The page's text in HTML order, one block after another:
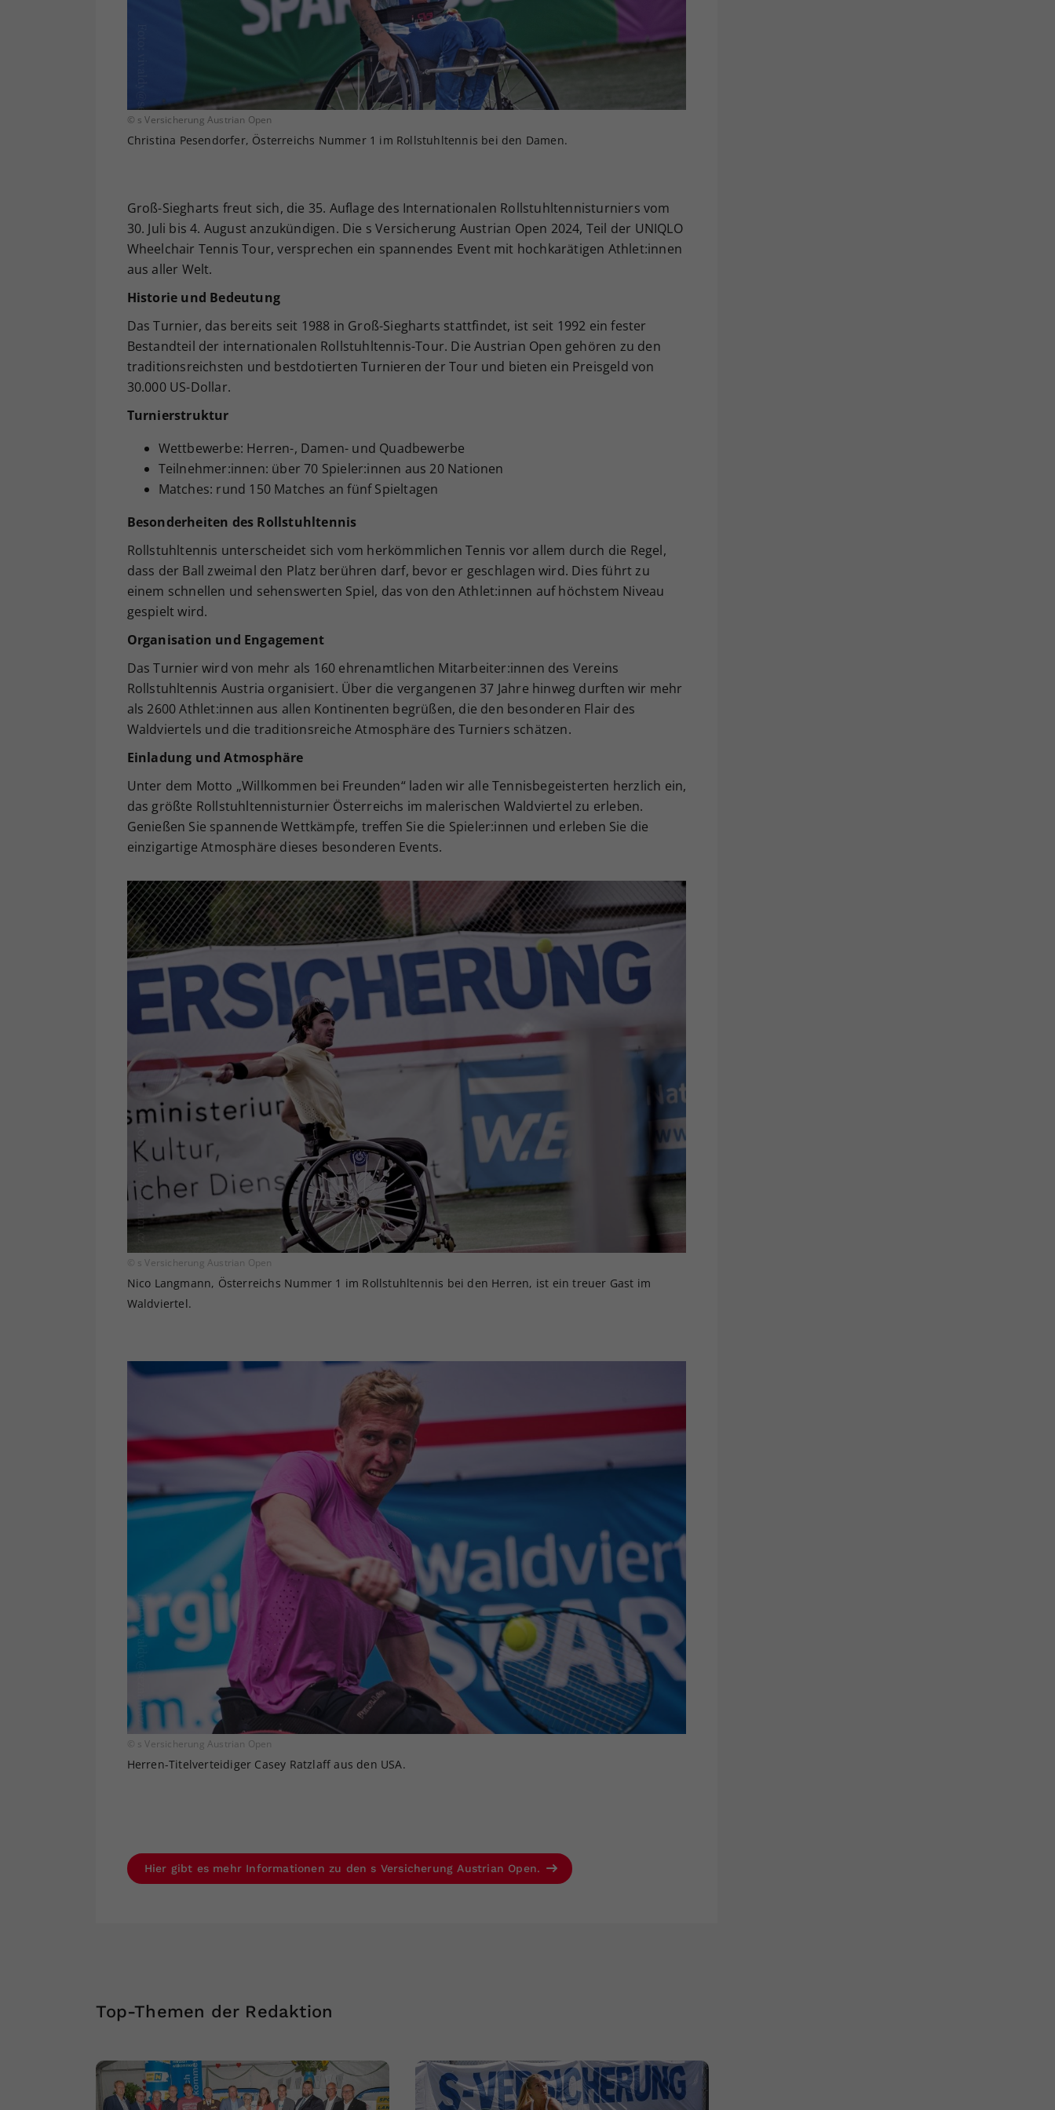
© s Versicherung Austrian Open
Christina Pesendorfer, Österreichs Nummer 1 im Rollstuhltennis bei den Damen.
Groß-Siegharts freut sich, die 35. Auflage des Internationalen Rollstuhltennisturniers vom
30. Juli bis 4. August anzukündigen. Die s Versicherung Austrian Open 2024, Teil der UNIQLO
Wheelchair Tennis Tour, versprechen ein spannendes Event mit hochkarätigen Athlet:innen
aus aller Welt.
Historie und Bedeutung
Das Turnier, das bereits seit 1988 in Groß-Siegharts stattfindet, ist seit 1992 ein fester
Bestandteil der internationalen Rollstuhltennis-Tour. Die Austrian Open gehören zu den
traditionsreichsten und bestdotierten Turnieren der Tour und bieten ein Preisgeld von
30.000 US-Dollar.
Turnierstruktur
Wettbewerbe: Herren-, Damen- und Quadbewerbe
Teilnehmer:innen: über 70 Spieler:innen aus 20 Nationen
Matches: rund 150 Matches an fünf Spieltagen
Besonderheiten des Rollstuhltennis
Rollstuhltennis unterscheidet sich vom herkömmlichen Tennis vor allem durch die Regel,
dass der Ball zweimal den Platz berühren darf, bevor er geschlagen wird. Dies führt zu
einem schnellen und sehenswerten Spiel, das von den Athlet:innen auf höchstem Niveau
gespielt wird.
Organisation und Engagement
Das Turnier wird von mehr als 160 ehrenamtlichen Mitarbeiter:innen des Vereins
Rollstuhltennis Austria organisiert. Über die vergangenen 37 Jahre hinweg durften wir mehr
als 2600 Athlet:innen aus allen Kontinenten begrüßen, die den besonderen Flair des
Waldviertels und die traditionsreiche Atmosphäre des Turniers schätzen.
Einladung und Atmosphäre
Unter dem Motto „Willkommen bei Freunden“ laden wir alle Tennisbegeisterten herzlich ein,
das größte Rollstuhltennisturnier Österreichs im malerischen Waldviertel zu erleben.
Genießen Sie spannende Wettkämpfe, treffen Sie die Spieler:innen und erleben Sie die
einzigartige Atmosphäre dieses besonderen Events.
© s Versicherung Austrian Open
Nico Langmann, Österreichs Nummer 1 im Rollstuhltennis bei den Herren, ist ein treuer Gast im
Waldviertel.
© s Versicherung Austrian Open
Herren-Titelverteidiger Casey Ratzlaff aus den USA.
Hier gibt es mehr Informationen zu den s Versicherung Austrian Open.
Top-Themen der Redaktion
Ihrer vorgenommen Einstellungen, falls der
Webseiten-Betreiber dies eingestellt hat.